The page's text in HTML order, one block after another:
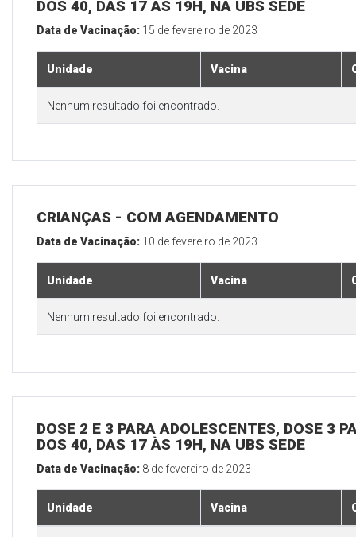
DOS 40, DAS 17 ÀS 19H, NA UBS SEDE
Data de Vacinação: 15 de fevereiro de 2023
Unidade Vacina
Nenhum resultado foi encontrado.
CRIANÇAS - COM AGENDAMENTO
Data de Vacinação: 10 de fevereiro de 2023
Unidade Vacina
Nenhum resultado foi encontrado.
DOSE 2 E 3 PARA ADOLESCENTES, DOSE 3
DOS 40, DAS 17 ÀS 19H, NA UBS SEDE
Data de Vacinação: 8 de fevereiro de 2023
Unidade Vacina